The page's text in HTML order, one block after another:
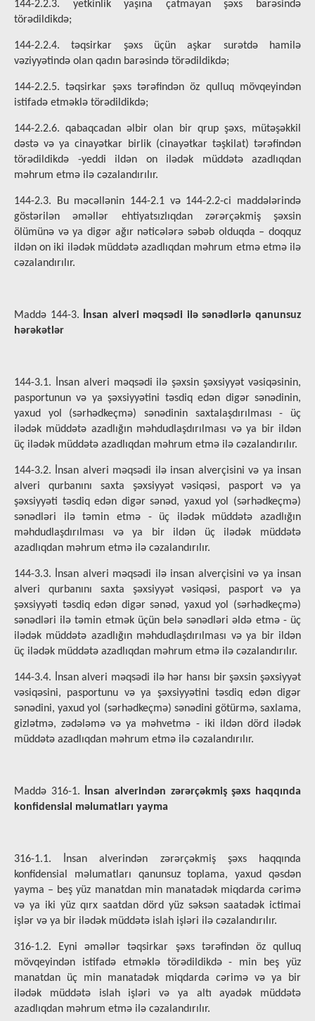
144-2.2.3. yetkinlik yaşına çatmayan şəxs barəsində
törədildikdə;
144-2.2.4. təqsirkar şəxs üçün aşkar surətdə hamilə
vəziyyətində olan qadın barəsində törədildikdə;
144-2.2.5. təqsirkar şəxs tərəfindən öz qulluq mövqeyindən
istifadə etməklə törədildikdə;
144-2.2.6. qabaqcadan əlbir olan bir qrup şəxs, mütəşəkkil
dəstə və ya cinayətkar birlik (cinayətkar təşkilat) tərəfindən
törədildikdə -yeddi ildən on ilədək müddətə azadlıqdan
məhrum etmə ilə cəzalandırılır.
144-2.3. Bu məcəllənin 144-2.1 və 144-2.2-ci maddələrində
göstərilən əməllər ehtiyatsızlıqdan zərərçəkmiş şəxsin
ölümünə və ya digər ağır nəticələrə səbəb olduqda – doqquz
ildən on iki ilədək müddətə azadlıqdan məhrum etmə etmə ilə
cəzalandırılır.
Maddə 144-3.
İnsan alveri məqsədi ilə sənədlərlə qanunsuz
hərəkətlər
144-3.1. İnsan alveri məqsədi ilə şəxsin şəxsiyyət vəsiqəsinin,
pasportunun və ya şəxsiyyətini təsdiq edən digər sənədinin,
yaxud yol (sərhədkeçmə) sənədinin saxtalaşdırılması - üç
ilədək müddətə azadlığın məhdudlaşdırılması və ya bir ildən
üç ilədək müddətə azadlıqdan məhrum etmə ilə cəzalandırılır.
144-3.2. İnsan alveri məqsədi ilə insan alverçisini və ya insan
alveri qurbanını saxta şəxsiyyət vəsiqəsi, pasport və ya
şəxsiyyəti təsdiq edən digər sənəd, yaxud yol (sərhədkeçmə)
sənədləri ilə təmin etmə - üç ilədək müddətə azadlığın
məhdudlaşdırılması və ya bir ildən üç ilədək müddətə
azadlıqdan məhrum etmə ilə cəzalandırılır.
144-3.3. İnsan alveri məqsədi ilə insan alverçisini və ya insan
alveri qurbanını saxta şəxsiyyət vəsiqəsi, pasport və ya
şəxsiyyəti təsdiq edən digər sənəd, yaxud yol (sərhədkeçmə)
sənədləri ilə təmin etmək üçün belə sənədləri əldə etmə - üç
ilədək müddətə azadlığın məhdudlaşdırılması və ya bir ildən
üç ilədək müddətə azadlıqdan məhrum etmə ilə cəzalandırılır.
144-3.4. İnsan alveri məqsədi ilə hər hansı bir şəxsin şəxsiyyət
vəsiqəsini, pasportunu və ya şəxsiyyətini təsdiq edən digər
sənədini, yaxud yol (sərhədkeçmə) sənədini götürmə, saxlama,
gizlətmə, zədələmə və ya məhvetmə - iki ildən dörd ilədək
müddətə azadlıqdan məhrum etmə ilə cəzalandırılır.
Maddə 316-1.
İnsan alverindən zərərçəkmiş şəxs haqqında
konfidensial məlumatları yayma
316-1.1. İnsan alverindən zərərçəkmiş şəxs haqqında
konfidensial məlumatları qanunsuz toplama, yaxud qəsdən
yayma – beş yüz manatdan min manatadək miqdarda cərimə
və ya iki yüz qırx saatdan dörd yüz səksən saatadək ictimai
işlər və ya bir ilədək müddətə islah işləri ilə cəzalandırılır.
316-1.2. Eyni əməllər təqsirkar şəxs tərəfindən öz qulluq
mövqeyindən istifadə etməklə törədildikdə - min beş yüz
manatdan üç min manatadək miqdarda cərimə və ya bir
ilədək müddətə islah işləri və ya altı ayadək müddətə
azadlıqdan məhrum etmə ilə cəzalandırılır.